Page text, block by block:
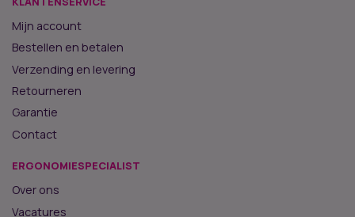
Mijn account
Bestellen en betalen
Verzending en levering
Retourneren
Garantie
Contact
ERGONOMIESPECIALIST
Over ons
Vacatures